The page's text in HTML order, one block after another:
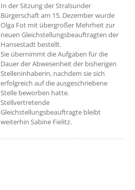
??? absaetzeOben[1]/titel ???
In der Sitzung der Stralsunder
Bürgerschaft am 15. Dezember wurde
Olga Fot mit übergroßer Mehrheit zur
neuen Gleichstellungsbeauftragten der
Hansestadt bestellt.
Sie übernimmt die Aufgaben für die
Dauer der Abwesenheit der bisherigen
Stelleninhaberin, nachdem sie sich
erfolgreich auf die ausgeschriebene
Stelle beworben hatte.
Stellvertretende
Gleichstellungsbeauftragte bleibt
weiterhin Sabine Fielitz.